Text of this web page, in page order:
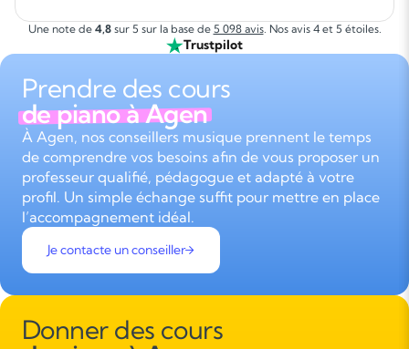
Une note de 4,8sur 5 sur la base de 5 098 avis. Nos avis 4 et 5 étoiles.
Trustpilot
Prendre des cours
de piano à Agen
À Agen, nos conseillers musique prennent le temps
de comprendre vos besoins afin de vous proposer un
professeur qualifié, pédagogue et adapté à votre
profil. Un simple échange suffit pour mettre en place
l’accompagnement idéal.
Je contacte un conseiller
Donner des cours